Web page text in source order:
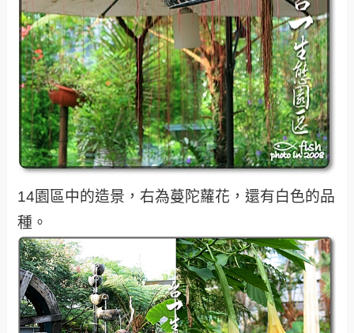
14園區中的造景，右為蔓陀蘿花，還有白色的品
種。